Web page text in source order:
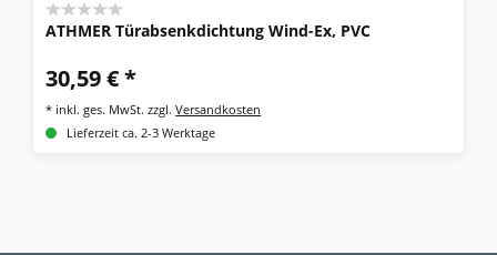
ATHMER Türabsenkdichtung Wind-Ex, PVC
30,59 € *
* inkl. ges. MwSt. zzgl.Versandkosten
Lieferzeit ca. 2-3 Werktage